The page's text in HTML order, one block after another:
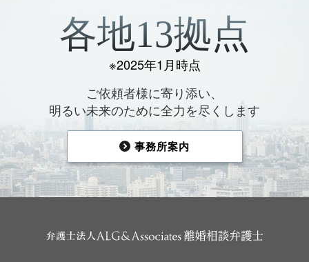
各地13拠点
※2025年1月時点
ご依頼者様に寄り添い、
明るい未来のために全力を尽くします
事務所案内